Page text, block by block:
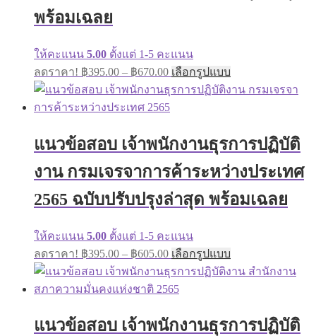
พร้อมเฉลย
ให้คะแนน 5.00 ตั้งแต่ 1-5 คะแนน
ลดราคา! ฿395.00 – ฿670.00Price
range:
฿395.00
through
เลือกรูปแบบ
product
has
options
be
chosen
on
the
แนวข้อสอบ เจ้าพนักงานธุรการปฏิบัติ
งาน กรมเจรจาการค้าระหว่างประเทศ
2565 ฉบับปรับปรุงล่าสุด พร้อมเฉลย
ให้คะแนน 5.00 ตั้งแต่ 1-5 คะแนน
ลดราคา! ฿395.00 – ฿605.00Price
range:
฿395.00
through
เลือกรูปแบบ
product
has
options
แนวข้อสอบ เจ้าพนักงานธุรการปฏิบัติ